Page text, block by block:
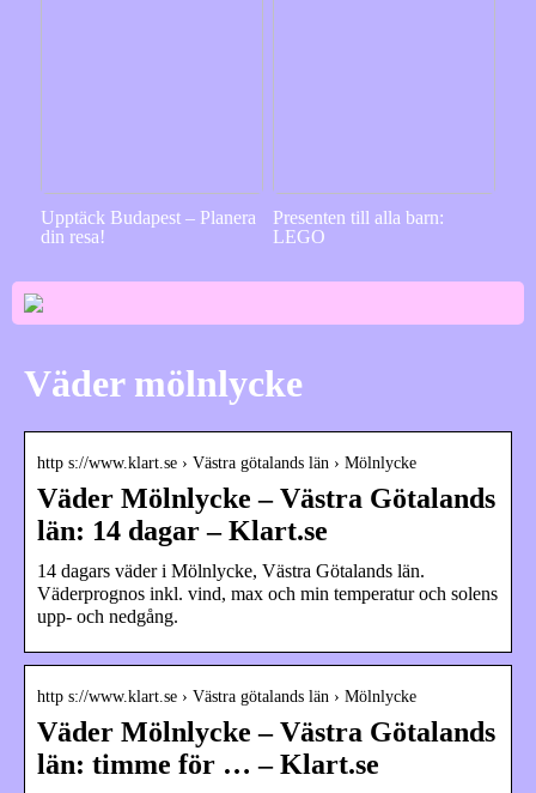
Upptäck Budapest – Planera
din resa!
Presenten till alla barn:
LEGO
Väder mölnlycke
http s://www.klart.se › Västra götalands län › Mölnlycke
Väder Mölnlycke – Västra Götalands
län: 14 dagar – Klart.se
14 dagars väder i Mölnlycke, Västra Götalands län.
Väderprognos inkl. vind, max och min temperatur och solens
upp- och nedgång.
http s://www.klart.se › Västra götalands län › Mölnlycke
Väder Mölnlycke – Västra Götalands
län: timme för … – Klart.se